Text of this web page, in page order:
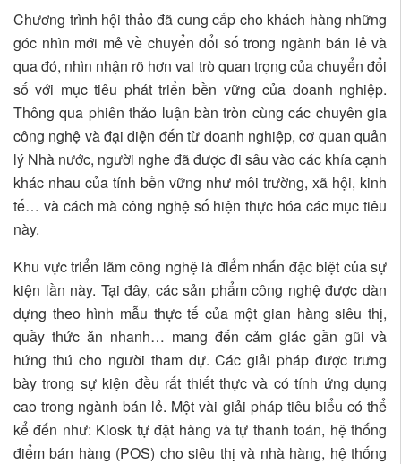
Chương trình hội thảo đã cung cấp cho khách hàng những
góc nhìn mới mẻ về chuyển đổi số trong ngành bán lẻ và
qua đó, nhìn nhận rõ hơn vai trò quan trọng của chuyển đổi
số với mục tiêu phát triển bền vững của doanh nghiệp.
Thông qua phiên thảo luận bàn tròn cùng các chuyên gia
công nghệ và đại diện đến từ doanh nghiệp, cơ quan quản
lý Nhà nước, người nghe đã được đi sâu vào các khía cạnh
khác nhau của tính bền vững như môi trường, xã hội, kinh
tế… và cách mà công nghệ số hiện thực hóa các mục tiêu
này.
Khu vực triển lãm công nghệ là điểm nhấn đặc biệt của sự
kiện lần này. Tại đây, các sản phẩm công nghệ được dàn
dựng theo hình mẫu thực tế của một gian hàng siêu thị,
quầy thức ăn nhanh… mang đến cảm giác gần gũi và
hứng thú cho người tham dự. Các giải pháp được trưng
bày trong sự kiện đều rất thiết thực và có tính ứng dụng
cao trong ngành bán lẻ. Một vài giải pháp tiêu biểu có thể
kể đến như: Kiosk tự đặt hàng và tự thanh toán, hệ thống
điểm bán hàng (POS) cho siêu thị và nhà hàng, hệ thống